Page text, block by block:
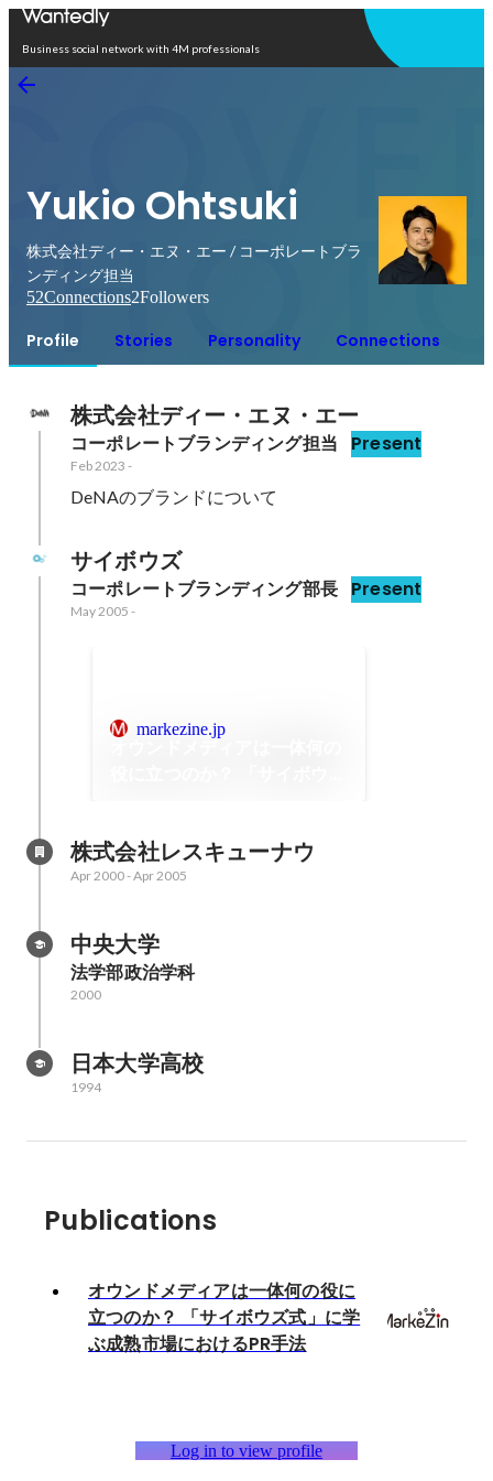
Business social network with 4M professionals
Yukio Ohtsuki
株式会社ディー・エヌ・エー / コーポレートブラ
ンディング担当
52Connections2Followers
Profile Stories Personality Connections
株式会社ディー・エヌ・エー
コーポレートブランディング担当 Present
Feb 2023 -
DeNAのブランドについて
サイボウズ
コーポレートブランディング部長 Present
May 2005 -
markezine.jp
株式会社レスキューナウ
Apr 2000-Apr 2005
中央大学
法学部政治学科
2000
日本大学高校
1994
Publications
オウンドメディアは一体何の役に
立つのか？ 「サイボウズ式」に学
ぶ成熟市場におけるPR手法
Log in to view profile